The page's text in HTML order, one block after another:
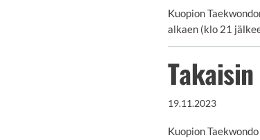
Kuopion
alkaen (klo 21
19.11.2023
Kuopion